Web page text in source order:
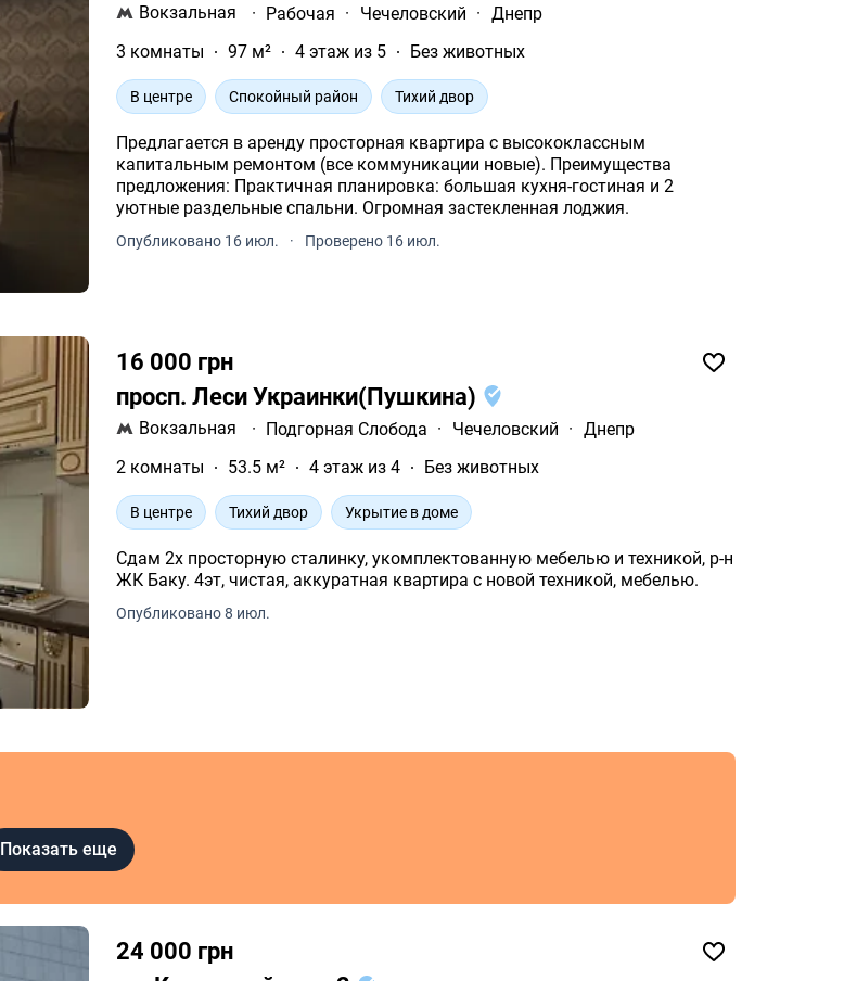
Вокзальная · Рабочая · Чечеловский · Днепр
3 комнаты
97 м² 4 этаж из 5 Без животных
В центре Спокойный район Тихий двор
Предлагается в аренду просторная квартира с высококлассным
капитальным ремонтом (все коммуникации новые). Преимущества
предложения: Практичная планировка: большая кухня-гостиная и 2
уютные раздельные спальни. Огромная застекленная лоджия.
Опубликовано 16 июл. · Проверено 16 июл.
16 000 грн
просп. Леси Украинки(Пушкина)
Вокзальная · Подгорная Слобода · Чечеловский · Днепр
2 комнаты
53.5 м² 4 этаж из 4 Без животных
В центре Тихий двор Укрытие в доме
Сдам 2х просторную сталинку, укомплектованную мебелью и техникой, р-н
ЖК Баку. 4эт, чистая, аккуратная квартира с новой техникой, мебелью.
Опубликовано 8 июл.
Показать еще
24 000 грн